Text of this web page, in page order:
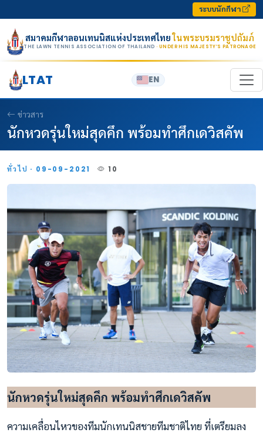
ระบบนักกีฬา
สมาคมกีฬาลอนเทนนิสแห่งประเทศไทยในพระบรมราชูปถัมภ์
THE LAWN TENNIS ASSOCIATION OF THAILAND · UNDER HIS MAJESTY’S PATRONAGE
LTAT EN
ข่าวสาร
นักหวดรุ่นใหม่สุดคึก พร้อมทำศึกเดวิสคัพ
ทั่วไป · 09-09-2021 10
นักหวดรุ่นใหม่สุดคึก พร้อมทำศึกเดวิสคัพ
ความเคลื่อนไหวของทีมนักเทนนิสชายทีมชาติไทย ที่เตรียมลง